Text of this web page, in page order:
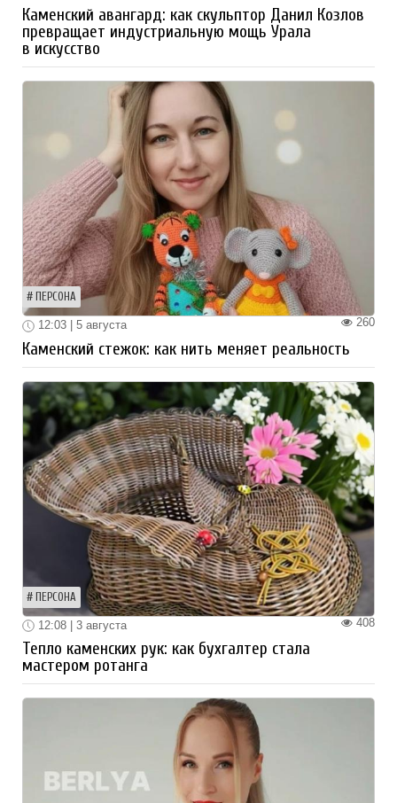
Каменский авангард: как скульптор Данил Козлов
превращает индустриальную мощь Урала
в искусство
ПЕРСОНА
260
12:03 | 5 августа
Каменский стежок: как нить меняет реальность
ПЕРСОНА
408
12:08 | 3 августа
Тепло каменских рук: как бухгалтер стала
мастером ротанга